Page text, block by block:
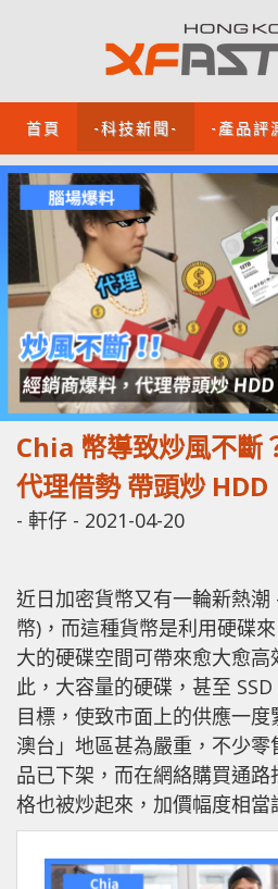
首頁 -科技新聞- -產品評
Chia 幣導致炒風不斷
代理借勢 帶頭炒 HDD
- 軒仔 - 2021-04-20
近日加密貨幣又有一輪新熱
幣)，而這種貨幣是利用硬碟
大的硬碟空間可帶來愈大愈
此，大容量的硬碟，甚至
目標，使致市面上的供應一
澳台」地區甚為嚴重，不少
品已下架，而在網絡購買通
格也被炒起來，加價幅度相當